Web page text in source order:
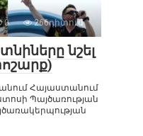
0 266դիտում
նշել
Հայաստանում
Պայծառության